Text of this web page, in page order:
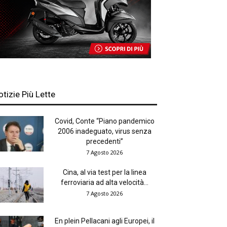
Più Lette
Covid, Conte “Piano pandemico
2006 inadeguato, virus senza
precedenti”
7 Agosto 2026
Cina, al via test per la linea
ferroviaria ad alta velocità...
7 Agosto 2026
En plein Pellacani agli Europei, il